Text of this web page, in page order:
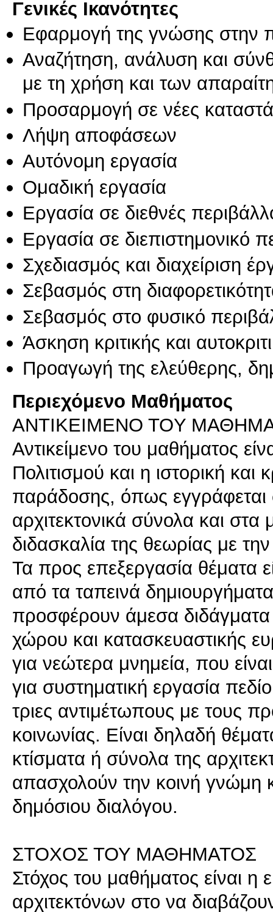
Γενικές Ικανότητες
Εφαρμογή της γνώσης στην
Αναζήτηση, ανάλυση και
με τη χρήση και των
Προσαρμογή σε νέες
Λήψη αποφάσεων
Αυτόνομη εργασία
Ομαδική εργασία
Εργασία σε διεθνές
Εργασία σε διεπιστημονικό
Σχεδιασμός και διαχείριση
Σεβασμός στη
Σεβασμός στο φυσικό
Άσκηση κριτικής και
Προαγωγή της ελεύθερης,
Περιεχόμενο Μαθήματος
ANTIKEIMENO TOY
Αντικείμενο του μαθήματος
Πολιτισμού και η ιστορική και
παράδοσης, όπως εγγράφεται
αρχιτεκτονικά σύνολα και
διδασκαλία της θεωρίας με
Τα προς επεξεργασία θέματα
από τα ταπεινά
προσφέρουν άμεσα διδάγματα
χώρου και κατασκευαστικής
για νεώτερα μνημεία, που
για συστηματική εργασία
τριες αντιμέτωπους με τους
κοινωνίας. Είναι δηλαδή
κτίσματα ή σύνολα της
απασχολούν την κοινή γνώμη
δημόσιου διαλόγου.
ΣΤΟΧΟΣ ΤΟΥ ΜΑΘΗΜΑΤΟΣ
Στόχος του μαθήματος είναι η
αρχιτεκτόνων στο να